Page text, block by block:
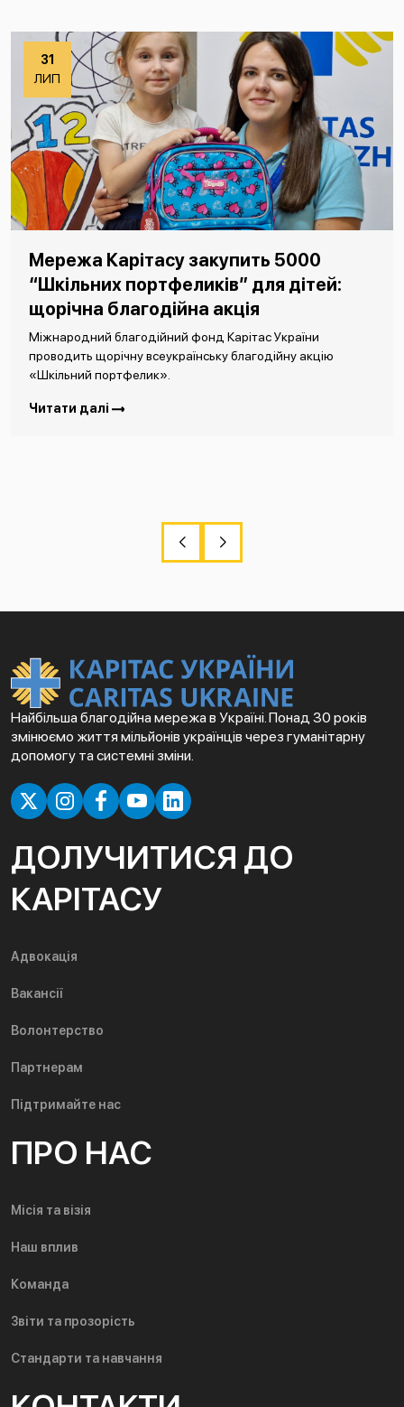
31
ЛИП
Мережа Карітасу закупить 5000
“Шкільних портфеликів” для дітей:
щорічна благодійна акція
Міжнародний благодійний фонд Карітас України
проводить щорічну всеукраїнську благодійну акцію
«Шкільний портфелик».
Читати далі
Найбільша благодійна мережа в Україні. Понад 30 років
змінюємо життя мільйонів українців через гуманітарну
допомогу та системні зміни.
ДОЛУЧИТИСЯ ДО
КАРІТАСУ
Адвокація
Вакансії
Волонтерство
Партнерам
Підтримайте нас
ПРО НАС
Місія та візія
Наш вплив
Команда
Звіти та прозорість
Стандарти та навчання